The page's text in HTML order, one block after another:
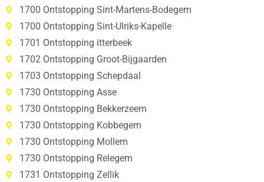
1700 Ontstopping Sint-Martens-Bodegem
1700 Ontstopping Sint-Ulriks-Kapelle
1701 Ontstopping itterbeek
1702 Ontstopping Groot-Bijgaarden
1703 Ontstopping Schepdaal
1730 Ontstopping Asse
1730 Ontstopping Bekkerzeem
1730 Ontstopping Kobbegem
1730 Ontstopping Mollem
1730 Ontstopping Relegem
1731 Ontstopping Zellik